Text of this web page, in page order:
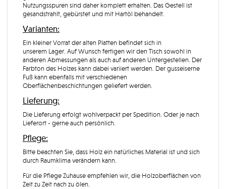
Nutzungsspuren sind daher komplett erhalten. Das Gestell ist
gesandstrahlt, gebürstet und mit Hartöl behandelt.
Varianten:
Ein kleiner Vorrat der alten Platten befindet sich in
unserem Lager. Auf Wunsch fertigen wir den Tisch sowohl in
anderen Abmessungen als auch auf anderen Untergestellen. Der
Farbton des Holzes kann dabei variiert werden. Der gusseiserne
Fuß kann ebenfalls mit verschiedenen
Oberflächenbeschichtungen geliefert werden.
Lieferung:
Die Lieferung erfolgt wohlverpackt per Spedition. Oder je nach
Lieferort - gerne auch persönlich.
Pflege:
Bitte beachten Sie, dass Holz ein natürliches Material ist und sich
durch Raumklima verändern kann.
Für die Pflege Zuhause empfehlen wir, die Holzoberflächen von
Zeit zu Zeit nach zu ölen.